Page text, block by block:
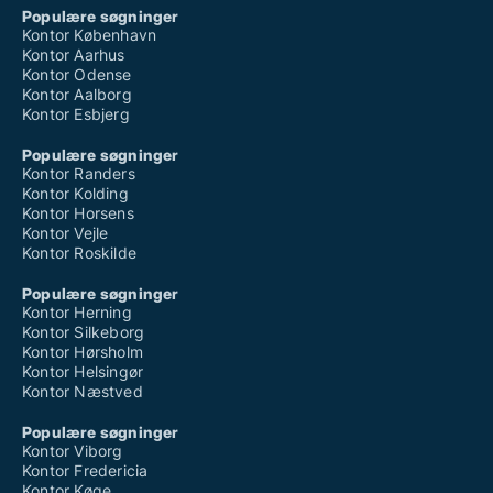
Populære søgninger
Kontor København
Kontor Aarhus
Kontor Odense
Kontor Aalborg
Kontor Esbjerg
Populære søgninger
Kontor Randers
Kontor Kolding
Kontor Horsens
Kontor Vejle
Kontor Roskilde
Populære søgninger
Kontor Herning
Kontor Silkeborg
Kontor Hørsholm
Kontor Helsingør
Kontor Næstved
Populære søgninger
Kontor Viborg
Kontor Fredericia